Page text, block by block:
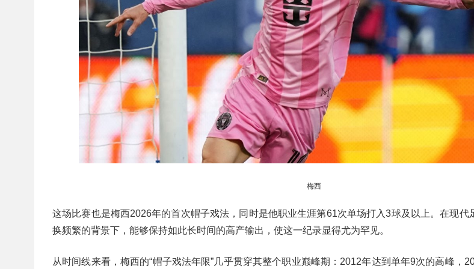
梅西
这场比赛也是梅西2026年的首次帽子戏法，同时是他职业生涯第61次单场打入3球及以上。在现代
换频繁的背景下，能够保持如此长时间的高产输出，使这一纪录显得尤为罕见。
从时间线来看，梅西的“帽子戏法年限”几乎贯穿其整个职业巅峰期：2012年达到单年9次的高峰，